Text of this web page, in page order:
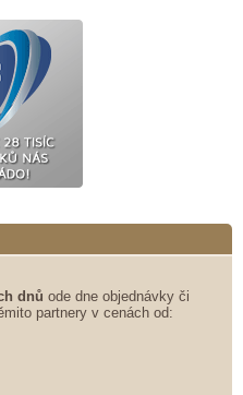
dnů ode dne objednávky či
partnery v cenách od: